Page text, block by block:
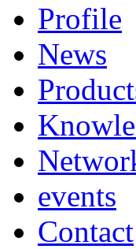
Profile
News
events
Contact